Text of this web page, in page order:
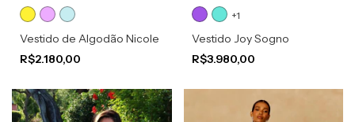
Vestido de Algodão Nicole
R$2.180,00
+1
Vestido Joy Sogno
R$3.980,00